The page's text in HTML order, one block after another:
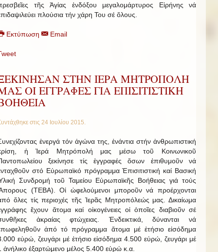
τῆς Ἁγίας ἐνδόξου μεγαλομάρτυρος Εἰρήνης νά
πλούσια τήν χάρη Του σέ ὅλους.
Εκτύπωση Email
ΣΤΗΝ ΙΕΡΑ ΜΗΤΡΟΠΟΛΗ
ΟΙ ΕΓΓΡΑΦΕΣ ΓΙΑ ΕΠΙΣΙΤΙΣΤΙΚΗ
στις 24 Ιουλίου 2015.
ἐνεργά τόν ἀγώνα της, ἐνάντια στήν ἀνθρωπιστική
ἡ Ἱερά Μητρόπολή μας μέσω τοῦ Κοινωνικοῦ
ξεκίνησε τίς ἐγγραφές ὅσων ἐπιθυμοῦν νά
στό Εὐρωπαϊκό πρόγραμμα Ἐπισιτιστική καί Βασική
Συνδρομή τοῦ Ταμείου Εὐρωπαϊκῆς Βοήθειας γιά τούς
(ΤΕΒΑ). Οἱ ὠφελούμενοι μποροῦν νά προέρχονται
ὅλες τίς περιοχές τῆς Ἱερᾶς Μητροπόλεώς μας. Δικαίωμα
ἔχουν ἄτομα καί οἰκογένειες οἱ ὁποῖες διαβιοῦν σέ
ἀκραίας φτώχειας. Ἐνδεικτικά, δύνανται νά
ἀπό τό πρόγραμμα ἄτομα μέ ἐτήσιο εἰσόδημα
εὐρώ, ζευγάρι μέ ἐτήσιο εἰσόδημα 4.500 εὐρώ, ζευγάρι μέ
ἀνήλικο ἐξαρτώμενο μέλος 5.400 εὐρώ κ.α.